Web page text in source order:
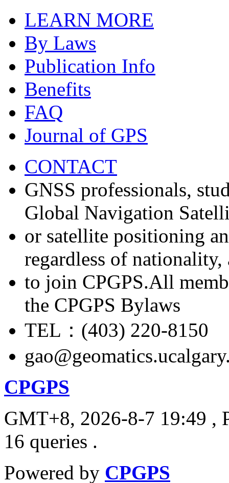
LEARN MORE
By Laws
Publication Info
Benefits
FAQ
Journal of GPS
CONTACT
GNSS professionals,
Global Navigation
or satellite positioning
regardless of nationality,
to join CPGPS.All
the CPGPS Bylaws
TEL：(403) 220-8150
CPGPS
GMT+8, 2026-8-7 19:49 ,
16 queries .
Powered by CPGPS